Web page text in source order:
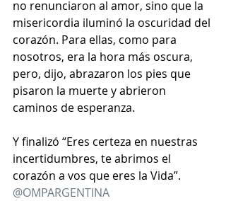
no renunciaron al amor, sino que la
misericordia iluminó la oscuridad del
corazón. Para ellas, como para
nosotros, era la hora más oscura,
pero, dijo, abrazaron los pies que
pisaron la muerte y abrieron
caminos de esperanza.
Y finalizó “Eres certeza en nuestras
incertidumbres, te abrimos el
corazón a vos que eres la Vida”.
@OMPARGENTINA